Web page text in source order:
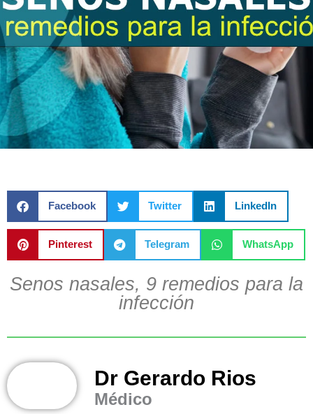
Facebook Twitter LinkedIn
Pinterest Telegram WhatsApp
Senos nasales, 9 remedios para la
infección
Dr Gerardo Rios
Médico